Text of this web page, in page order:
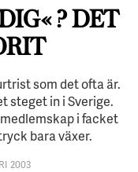
? DET
som det ofta är.
steget in i Sverige.
i facket
bara växer.
2003